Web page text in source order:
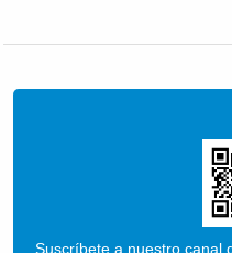
Suscríbete a nuestro canal